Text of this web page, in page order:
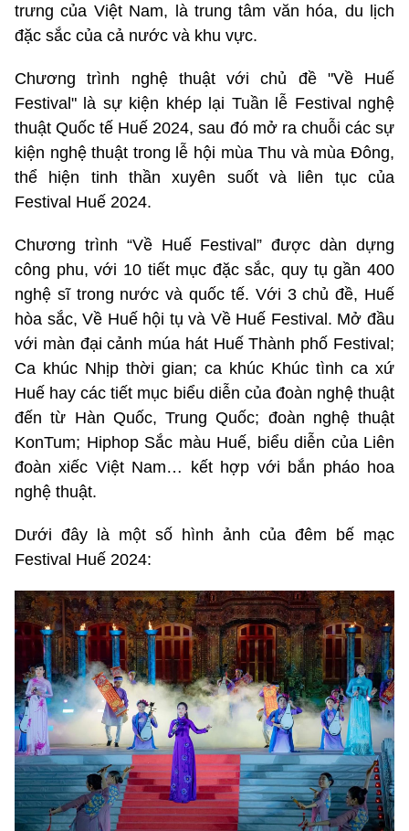
trưng của Việt Nam, là trung tâm văn hóa, du lịch
đặc sắc của cả nước và khu vực.
Chương trình nghệ thuật với chủ đề "Về Huế
Festival" là sự kiện khép lại Tuần lễ Festival nghệ
thuật Quốc tế Huế 2024, sau đó mở ra chuỗi các sự
kiện nghệ thuật trong lễ hội mùa Thu và mùa Đông,
thể hiện tinh thần xuyên suốt và liên tục của
Festival Huế 2024.
Chương trình “Về Huế Festival” được dàn dựng
công phu, với 10 tiết mục đặc sắc, quy tụ gần 400
nghệ sĩ trong nước và quốc tế. Với 3 chủ đề, Huế
hòa sắc, Về Huế hội tụ và Về Huế Festival. Mở đầu
với màn đại cảnh múa hát Huế Thành phố Festival;
Ca khúc Nhịp thời gian; ca khúc Khúc tình ca xứ
Huế hay các tiết mục biểu diễn của đoàn nghệ thuật
đến từ Hàn Quốc, Trung Quốc; đoàn nghệ thuật
KonTum; Hiphop Sắc màu Huế, biểu diễn của Liên
đoàn xiếc Việt Nam… kết hợp với bắn pháo hoa
nghệ thuật.
Dưới đây là một số hình ảnh của đêm bế mạc
Festival Huế 2024: